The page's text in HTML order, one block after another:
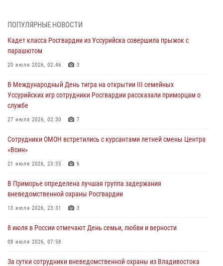
Во Владивостоке во дворе жилого дома сотрудники
29 июля 2026, 01:17
В День Крещения Руси в Князь-Владимирском храме – Главном
ходом
28 июля 2026, 10:29 3
Росгвардейцы в Приморье приняли участие в молебне,
28 июля 2026, 05:39
В Международный День тигра на открытии III семейных
службе
27 июля 2026, 02:30
ПОПУЛЯРНЫЕ НОВОСТИ
Кадет класса Росгвардии из Уссурийска совершила прыжок с
парашютом
20 июля 2026, 02:46 3
В Международный День тигра на открытии III семейных
Уссурийских игр сотрудники Росгвардии рассказали приморцам о
службе
27 июля 2026, 02:30 7
Сотрудники ОМОН встретились с курсантами летней смены Центра
«Воин»
21 июля 2026, 23:35 6
В Приморье определена лучшая группа задержания
вневедомственной охраны Росгвардии
13 июля 2026, 23:31 3
8 июля в России отмечают День семьи, любви и верности
08 июля 2026, 07:58
За сутки сотрудники вневедомственной охраны из Владивостока